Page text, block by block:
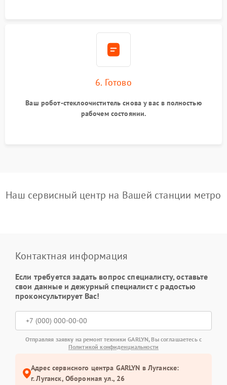
6. Готово
Ваш робот-стеклоочиститель снова у вас в полностью
рабочем состоянии.
Наш сервисный центр на Вашей станции метро
Контактная информация
Если требуется задать вопрос специалисту, оставьте
свои данные и дежурный специалист с радостью
проконсультирует Вас!
Отправляя заявку на ремонт техники GARLYN, Вы соглашаетесь с
Политикой конфиденциальности
Адрес сервисного центра GARLYN в Луганске:
г. Луганск, Оборонная ул., 26